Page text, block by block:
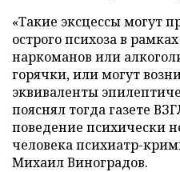
«Такие эксцессы могут
острого психоза в
наркоманов или
горячки, или могут
эквиваленты
пояснял тогда газете
поведение психически
человека психиатр-
Михаил Виноградов.